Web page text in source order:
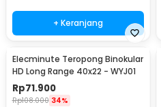
+ Keranjang
Elecminute Teropong Binokular
HD Long Range 40x22 - WYJ01
Rp71.900
Rp108.000 34%